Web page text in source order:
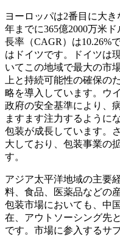
ヨーロッパは2番目に大
年までに365億2000万米
長率（CAGR）は10.26%
はドイツです。ドイツは
いてこの地域で最大の市
上と持続可能性の確保の
略を導入しています。ウ
政府の安全基準により、
ますます注力するように
包装が成長しています。
大しており、包装事業の
す。
アジア太平洋地域の主要
料、食品、医薬品などの
包装市場においても、中
在、アウトソーシング先
です。市場に参入するサ